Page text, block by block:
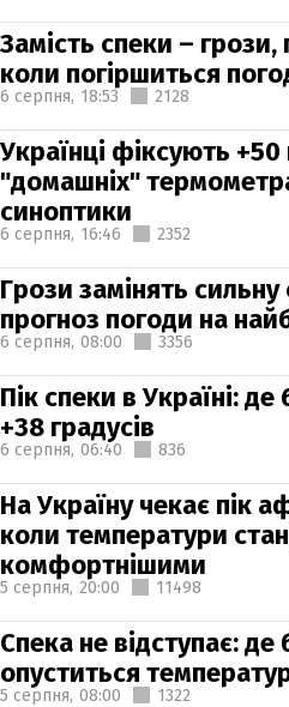
Замість спеки – грози,
коли погіршиться
6 серпня, 18:53 2128
Українці фіксують +50
"домашніх"
синоптики
6 серпня, 16:46 2352
Грози замінять
прогноз погоди на
6 серпня, 08:00 3356
Пік спеки в Україні:
+38 градусів
6 серпня, 06:40 836
На Україну чекає пік
коли температури
комфортнішими
5 серпня, 20:00 11498
Спека не відступає: де
опуститься
5 серпня, 08:00 1322